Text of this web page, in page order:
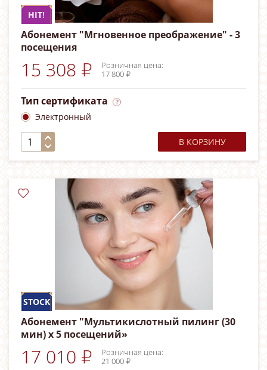
HIT!
Абонемент "Мгновенное преображение" - 3
посещения
15 308 ₽
Розничная цена:
17 800 ₽
Тип сертификата
Электронный
В КОРЗИНУ
STOCK
Абонемент "Мультикислотный пилинг (30
мин) х 5 посещений»
17 010 ₽
Розничная цена:
21 000 ₽